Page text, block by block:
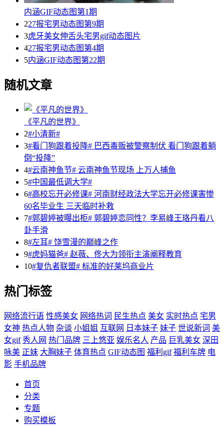
内涵GIF动态图第1期
227报宅男动态图第9期
3虎牙美女伸舌头宅男gif动态图片
427报宅男动态图第4期
5内涵GIF动态图第22期
随机文章
《平凡的世界》
2#小清新#
3#看门狗跟着投降# 巴西毒贩被警察制伏 看门狗跟着躺
倒“投降”
4#云南神鱼节# 云南神鱼节现场 上万人捕鱼
5#中国最低调大学#
6#高校忘开必修课# 河南财经政法大学忘开必修课害惨
60名毕业生 三天临时补救
7#郭碧婷被曝出柜# 郭碧婷恋同性？李易峰王珞丹看八
卦手滑
8#左耳# 饶雪漫的巅峰之作
9#虎妈猫爸# 赵薇、佟大为领衔主演阐释教育
10#复仇者联盟# 标准的好莱坞商业片
热门标签
网络流行语 性感美女 网络热词 民生热点 美女 实时热点 宅男
女神 热点人物 杂谈 小姐姐 互联网 日本妹子 妹子 世说新词 美
女gif 秀人网 热门品牌 三上悠亚 娱乐名人 产品 巨乳美女 深田
咏美 正妹 大胸妹子 体育热点 GIF动态图 福利gif 福利车牌 电
影 手机品牌
首页
分类
专题
购买模板